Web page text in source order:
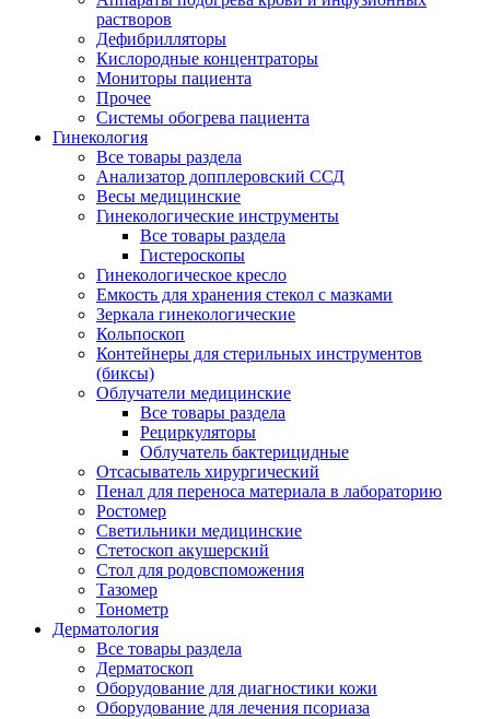
растворов
Дефибрилляторы
Кислородные концентраторы
Мониторы пациента
Прочее
Системы обогрева пациента
Гинекология
Все товары раздела
Анализатор допплеровский ССД
Весы медицинские
Гинекологические инструменты
Все товары раздела
Гистероскопы
Гинекологическое кресло
Емкость для хранения стекол с мазками
Зеркала гинекологические
Кольпоскоп
Контейнеры для стерильных инструментов
(биксы)
Облучатели медицинские
Все товары раздела
Рециркуляторы
Облучатель бактерицидные
Отсасыватель хирургический
Пенал для переноса материала в лабораторию
Ростомер
Светильники медицинские
Стетоскоп акушерский
Стол для родовспоможения
Тазомер
Тонометр
Дерматология
Все товары раздела
Дерматоскоп
Оборудование для диагностики кожи
Оборудование для лечения псориаза